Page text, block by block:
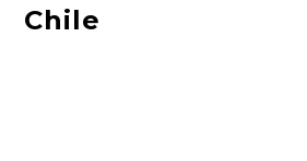
Chile